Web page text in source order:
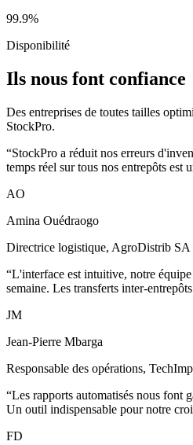
99.9%
Disponibilité
Ils nous font confiance
Des entreprises de toutes tailles
StockPro.
“StockPro a réduit nos erreurs
temps réel sur tous nos entrepôts est
AO
Amina Ouédraogo
Directrice logistique, AgroDistrib SA
“L'interface est intuitive, notre
semaine. Les transferts inter-
JM
Jean-Pierre Mbarga
Responsable des opérations,
“Les rapports automatisés nous font
Un outil indispensable pour notre
FD